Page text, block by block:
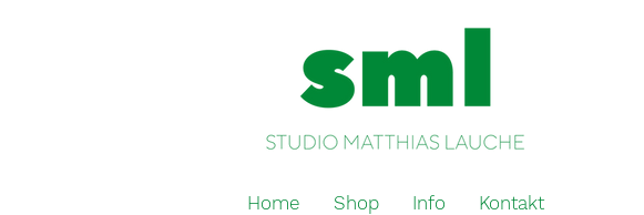
Home Shop Info Kontakt